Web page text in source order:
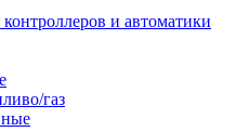
и автоматики
газ